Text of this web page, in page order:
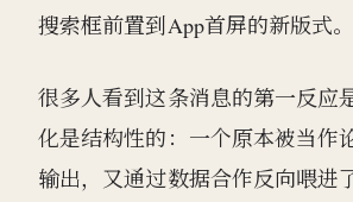
搜索框前置到App首屏的新版式。
很多人看到这条消息的第一反应
化是结构性的：一个原本被当
输出，又通过数据合作反向喂进